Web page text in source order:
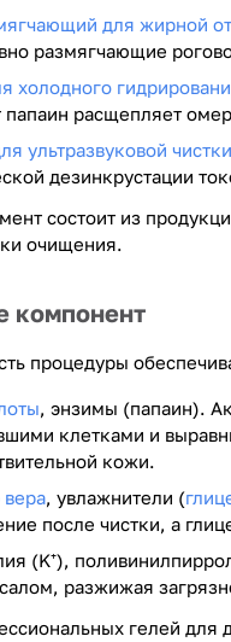
для жирной
размягчающие
холодного
расщепляет
ультразвуковой
дезинкрустации
состоит из
очищения.
компонент
процедуры
, энзимы (папаин).
клетками и
кожи.
вера, увлажнители (
после чистки, а
(K⁺),
разжижая
гелей